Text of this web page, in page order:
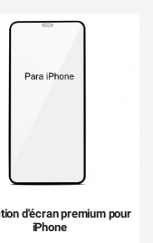
d'écran premium pour
iPhone